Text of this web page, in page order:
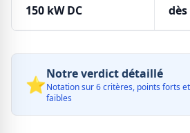
150 kW DC dès
⭐Notre verdict détaillé
Notation sur 6 critères, points forts
faibles